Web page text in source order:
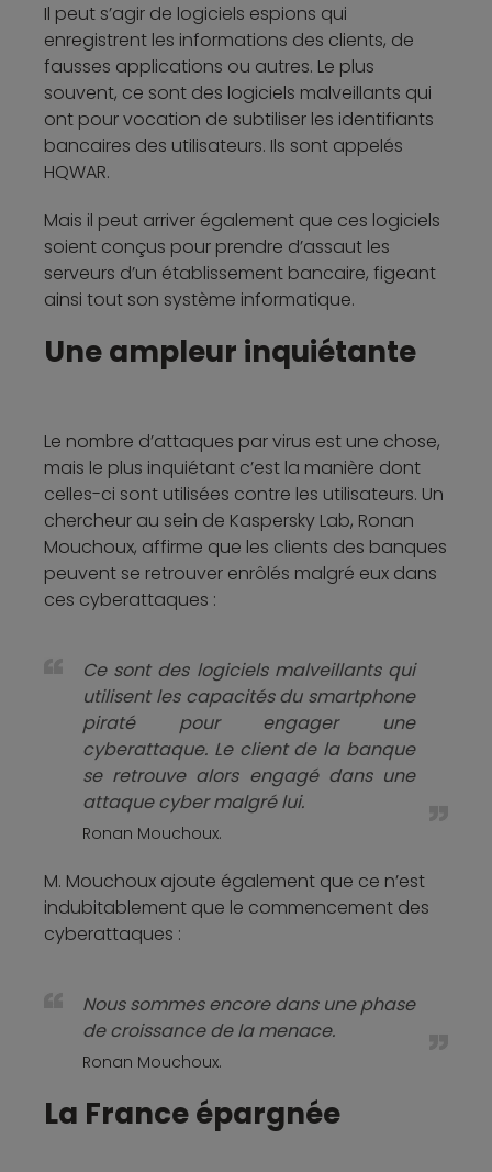
Il peut s’agir de logiciels espions qui
enregistrent les informations des clients, de
fausses applications ou autres. Le plus
souvent, ce sont des logiciels malveillants qui
ont pour vocation de subtiliser les identifiants
bancaires des utilisateurs. Ils sont appelés
HQWAR.
Mais il peut arriver également que ces logiciels
soient conçus pour prendre d’assaut les
serveurs d’un établissement bancaire, figeant
ainsi tout son système informatique.
Une ampleur inquiétante
Le nombre d’attaques par virus est une chose,
mais le plus inquiétant c’est la manière dont
celles-ci sont utilisées contre les utilisateurs. Un
chercheur au sein de Kaspersky Lab, Ronan
Mouchoux, affirme que les clients des banques
peuvent se retrouver enrôlés malgré eux dans
ces cyberattaques :
Ce sont des logiciels malveillants qui
utilisent les capacités du smartphone
piraté pour engager une
cyberattaque. Le client de la banque
se retrouve alors engagé dans une
attaque cyber malgré lui.
Ronan Mouchoux.
M. Mouchoux ajoute également que ce n’est
indubitablement que le commencement des
cyberattaques :
Nous sommes encore dans une phase
de croissance de la menace.
Ronan Mouchoux.
La France épargnée